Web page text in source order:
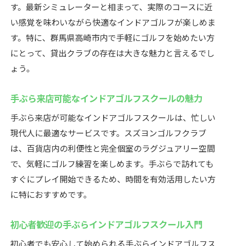
す。最新シミュレーターと相まって、実際のコースに近
い感覚を味わいながら快適なインドアゴルフが楽しめま
す。特に、群馬県高崎市内で手軽にゴルフを始めたい方
にとって、貸出クラブの存在は大きな魅力と言えるでし
ょう。
手ぶら来店可能なインドアゴルフスクールの魅力
手ぶら来店が可能なインドアゴルフスクールは、忙しい
現代人に最適なサービスです。スズヨンゴルフクラブ
は、百貨店内の利便性と完全個室のラグジュアリー空間
で、気軽にゴルフ練習を楽しめます。手ぶらで訪れても
すぐにプレイ開始できるため、時間を有効活用したい方
に特におすすめです。
初心者歓迎の手ぶらインドアゴルフスクール入門
初心者でも安心して始められる手ぶらインドアゴルフス